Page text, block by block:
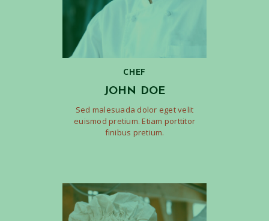
CHEF
JOHN DOE
Sed malesuada dolor eget velit
euismod pretium. Etiam porttitor
finibus pretium.